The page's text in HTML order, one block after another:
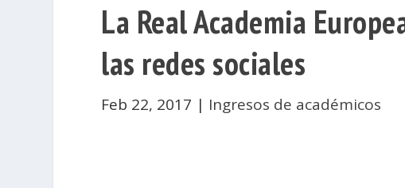
La Real Academia
las redes sociales
Feb 22, 2017 | Ingresos de académicos